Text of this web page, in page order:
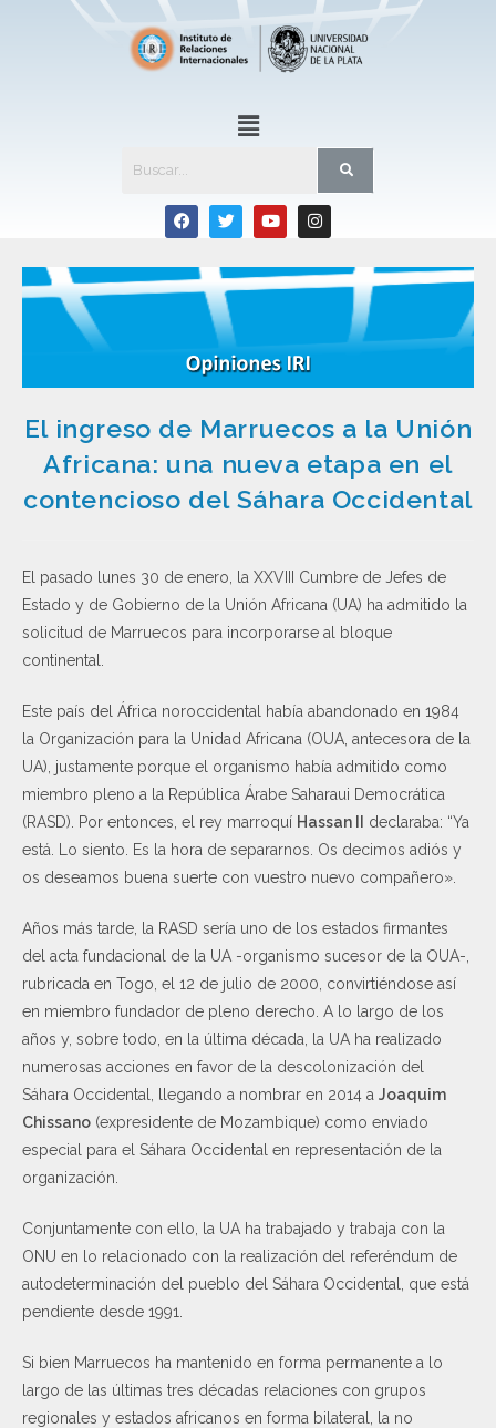
El ingreso de Marruecos a la Unión
Africana: una nueva etapa en el
contencioso del Sáhara Occidental
El pasado lunes 30 de enero, la XXVIII Cumbre de Jefes de
Estado y de Gobierno de la Unión Africana (UA) ha admitido la
solicitud de Marruecos para incorporarse al bloque
continental.
Este país del África noroccidental había abandonado en 1984
la Organización para la Unidad Africana (OUA, antecesora de la
UA), justamente porque el organismo había admitido como
miembro pleno a la República Árabe Saharaui Democrática
(RASD). Por entonces, el rey marroquí Hassan II
declaraba: “Ya
está. Lo siento. Es la hora de separarnos. Os decimos adiós y
os deseamos buena suerte con vuestro nuevo compañero».
Años más tarde, la RASD sería uno de los estados firmantes
del acta fundacional de la UA -organismo sucesor de la OUA-,
rubricada en Togo, el 12 de julio de 2000, convirtiéndose así
en miembro fundador de pleno derecho. A lo largo de los
años y, sobre todo, en la última década, la UA ha realizado
numerosas acciones en favor de la descolonización del
Sáhara Occidental, llegando a nombrar en 2014 a Joaquim
Chissano (expresidente de Mozambique) como enviado
especial para el Sáhara Occidental en representación de la
organización.
Conjuntamente con ello, la UA ha trabajado y trabaja con la
ONU en lo relacionado con la realización del referéndum de
autodeterminación del pueblo del Sáhara Occidental, que está
pendiente desde 1991.
Si bien Marruecos ha mantenido en forma permanente a lo
largo de las últimas tres décadas relaciones con grupos
regionales y estados africanos en forma bilateral, la no